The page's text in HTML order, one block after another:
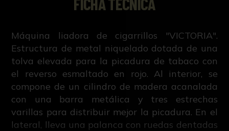
Máquina liadora de cigarrillos "VICTORIA".
Estructura de metal niquelado dotada de una
tolva elevada para la picadura de tabaco con
el reverso esmaltado en rojo. Al interior, se
compone de un cilindro de madera acanalada
con una barra metálica y tres estrechas
varillas para distribuir mejor la picadura. En el
lateral, lleva una palanca con ruedas dentadas